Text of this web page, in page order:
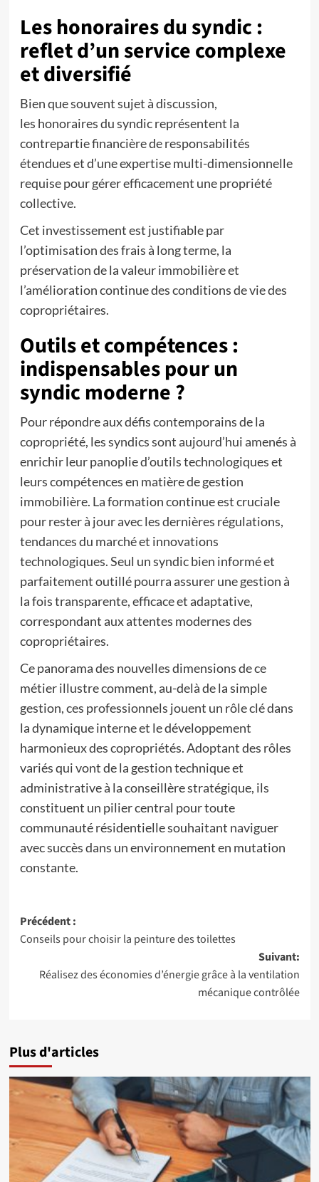
Les honoraires du syndic :
reflet d’un service complexe
et diversifié
Bien que souvent sujet à discussion,
les honoraires du syndic représentent la
contrepartie financière de responsabilités
étendues et d’une expertise multi-dimensionnelle
requise pour gérer efficacement une propriété
collective.
Cet investissement est justifiable par
l’optimisation des frais à long terme, la
préservation de la valeur immobilière et
l’amélioration continue des conditions de vie des
copropriétaires.
Outils et compétences :
indispensables pour un
syndic moderne ?
Pour répondre aux défis contemporains de la
copropriété, les syndics sont aujourd’hui amenés à
enrichir leur panoplie d’outils technologiques et
leurs compétences en matière de gestion
immobilière. La formation continue est cruciale
pour rester à jour avec les dernières régulations,
tendances du marché et innovations
technologiques. Seul un syndic bien informé et
parfaitement outillé pourra assurer une gestion à
la fois transparente, efficace et adaptative,
correspondant aux attentes modernes des
copropriétaires.
Ce panorama des nouvelles dimensions de ce
métier illustre comment, au-delà de la simple
gestion, ces professionnels jouent un rôle clé dans
la dynamique interne et le développement
harmonieux des copropriétés. Adoptant des rôles
variés qui vont de la gestion technique et
administrative à la conseillère stratégique, ils
constituent un pilier central pour toute
communauté résidentielle souhaitant naviguer
avec succès dans un environnement en mutation
constante.
Navigation
d’article
Précédent :
Conseils pour choisir la peinture des toilettes
Suivant:
Réalisez des économies d’énergie grâce à la ventilation
mécanique contrôlée
Plus d'articles